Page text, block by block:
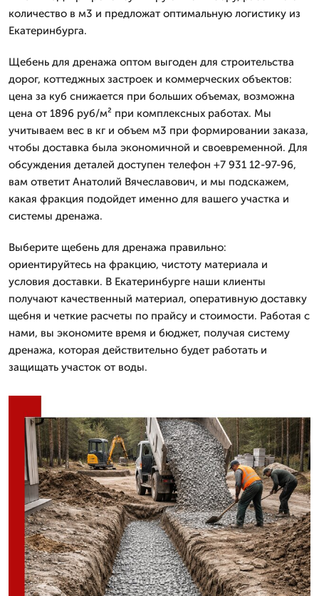
количество в м3 и предложат оптимальную логистику из
Екатеринбурга.
Щебень для дренажа оптом выгоден для строительства
дорог, коттеджных застроек и коммерческих объектов:
цена за куб снижается при больших объемах, возможна
цена от 1896 руб/м² при комплексных работах. Мы
учитываем вес в кг и объем м3 при формировании заказа,
чтобы доставка была экономичной и своевременной. Для
обсуждения деталей доступен телефон +7 931 12-97-96,
вам ответит Анатолий Вячеславович, и мы подскажем,
какая фракция подойдет именно для вашего участка и
системы дренажа.
Выберите щебень для дренажа правильно:
ориентируйтесь на фракцию, чистоту материала и
условия доставки. В Екатеринбурге наши клиенты
получают качественный материал, оперативную доставку
щебня и четкие расчеты по прайсу и стоимости. Работая с
нами, вы экономите время и бюджет, получая систему
дренажа, которая действительно будет работать и
защищать участок от воды.